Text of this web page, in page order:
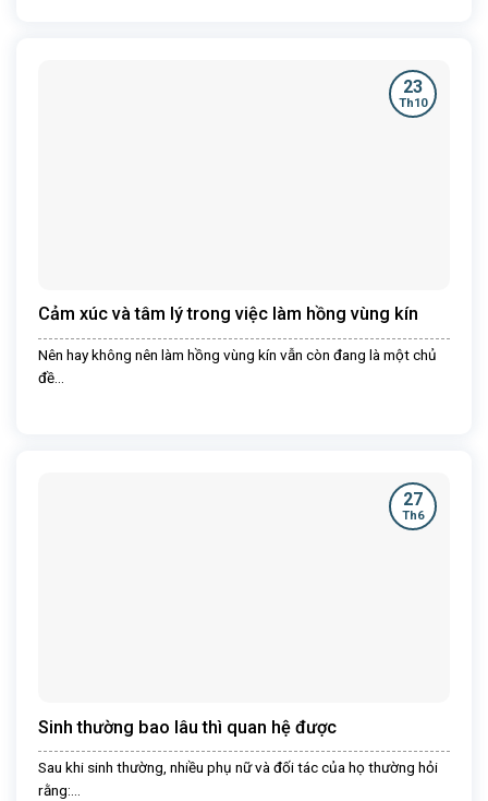
Cảm xúc và tâm lý trong việc làm hồng vùng kín
Nên hay không nên làm hồng vùng kín vẫn còn đang là một chủ
đề...
23
Th10
Sinh thường bao lâu thì quan hệ được
Sau khi sinh thường, nhiều phụ nữ và đối tác của họ thường hỏi
rằng:...
27
Th6